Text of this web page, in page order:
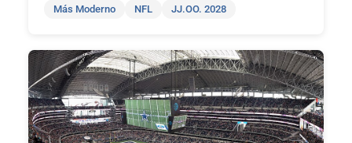
Más Moderno NFL JJ.OO. 2028